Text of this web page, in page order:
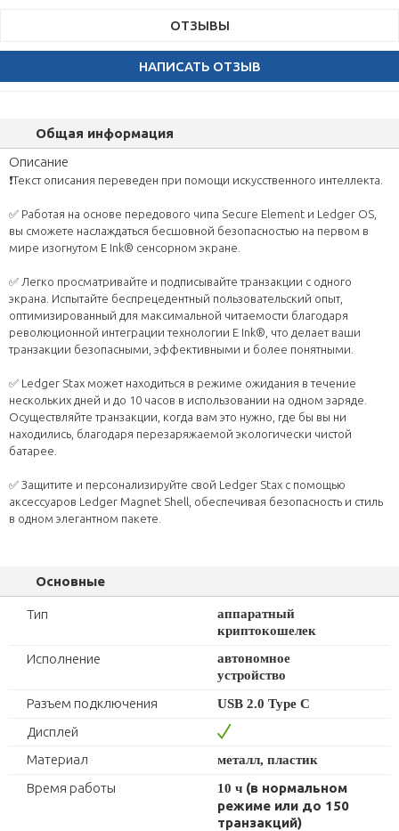
ОТЗЫВЫ
НАПИСАТЬ ОТЗЫВ
Общая информация
Описание
❗️Текст описания переведен при помощи искусственного интеллекта.
✅ Работая на основе передового чипа Secure Element и Ledger OS,
вы сможете наслаждаться бесшовной безопасностью на первом в
мире изогнутом E Ink® сенсорном экране.
✅ Легко просматривайте и подписывайте транзакции с одного
экрана. Испытайте беспрецедентный пользовательский опыт,
оптимизированный для максимальной читаемости благодаря
революционной интеграции технологии E Ink®, что делает ваши
транзакции безопасными, эффективными и более понятными.
✅ Ledger Stax может находиться в режиме ожидания в течение
нескольких дней и до 10 часов в использовании на одном заряде.
Осуществляйте транзакции, когда вам это нужно, где бы вы ни
находились, благодаря перезаряжаемой экологически чистой
батарее.
✅ Защитите и персонализируйте свой Ledger Stax с помощью
аксессуаров Ledger Magnet Shell, обеспечивая безопасность и стиль
в одном элегантном пакете.
Основные
Тип
аппаратный
криптокошелек
Исполнение
автономное
устройство
Разъем подключения USB 2.0 Type C
Дисплей
Материал
металл, пластик
Время работы 10 ч (в нормальном
режиме или до 150
транзакций)